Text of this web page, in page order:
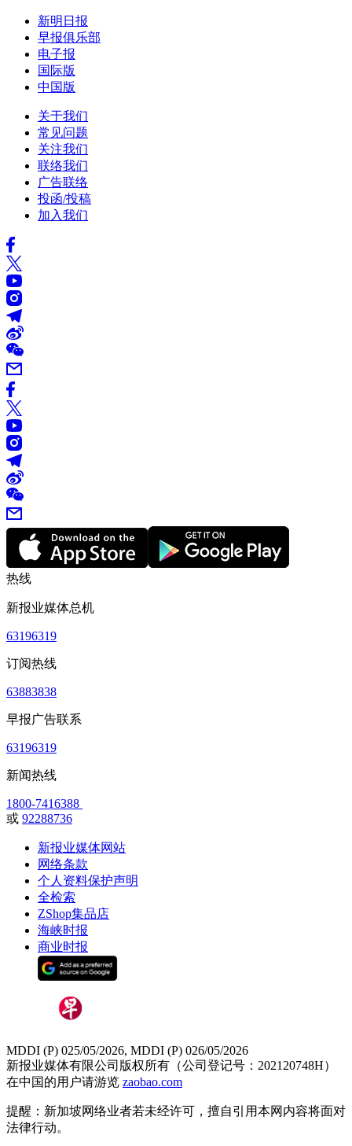
新明日报
早报俱乐部
电子报
国际版
中国版
关于我们
常见问题
关注我们
联络我们
广告联络
投函/投稿
加入我们
热线
新报业媒体总机
63196319
订阅热线
63883838
早报广告联系
63196319
新闻热线
1800-7416388
或 92288736
新报业媒体网站
网络条款
个人资料保护声明
全检索
ZShop集品店
海峡时报
商业时报
MDDI (P) 025/05/2026, MDDI (P) 026/05/2026
新报业媒体有限公司版权所有（公司登记号：202120748H）
在中国的用户请游览 zaobao.com
提醒：新加坡网络业者若未经许可，擅自引用本网内容将面对
法律行动。